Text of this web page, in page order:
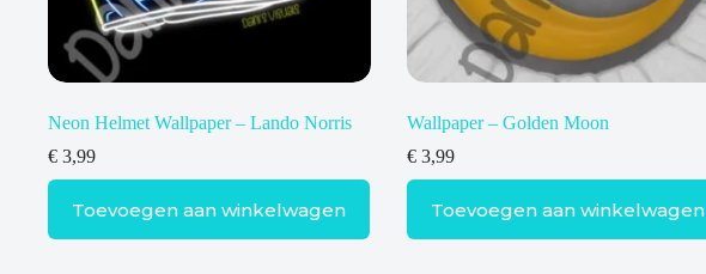
Neon Helmet Wallpaper – Lando Norris
€ 3,99
Toevoegen aan winkelwagen
Wallpaper – Golden Moon
€3,99
Toevoegen aan winkelwagen